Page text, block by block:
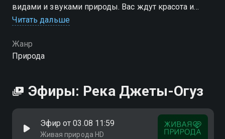
видами и звуками природы. Вас ждут красота и
спокойствие!
Читать дальше
Жанр
Природа
Эфиры: Река Джеты-Огуз
Эфир от 03.08 11:59
Живая природа HD